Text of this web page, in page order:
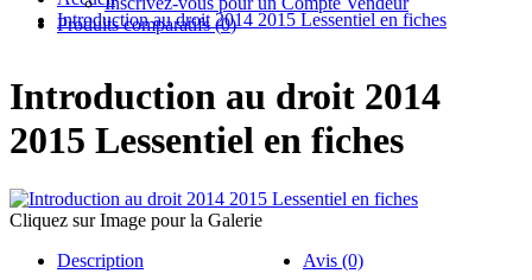
Produits comparatifs (0)
Introduction au droit 2014 2015 Lessentiel en fiches
Introduction au droit 2014
2015 Lessentiel en fiches
Cliquez sur Image pour la Galerie
Description
Avis (0)